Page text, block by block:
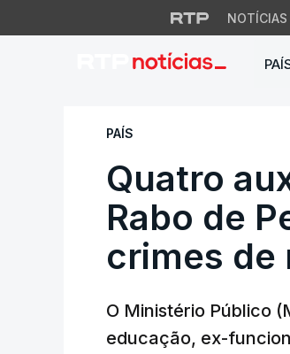
NOTÍCIAS
Quatro
PAÍS
Quatro
Rabo de
crimes de
O Ministério Público
educação, ex-